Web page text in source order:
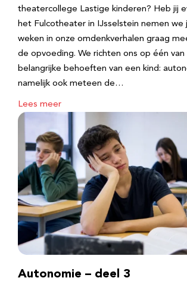
theatercollege Lastige kinderen? Heb jij
het Fulcotheater in IJsselstein nemen we
weken in onze omdenkverhalen graag
de opvoeding. We richten ons op één
belangrijke behoeften van een kind:
namelijk ook meteen de…
Lees meer
Autonomie – deel 3